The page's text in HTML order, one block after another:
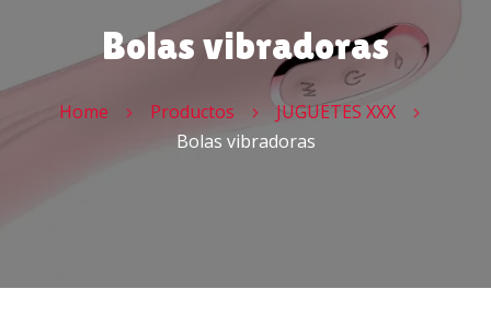
Bolas vibradoras
Home Productos
JUGUETES XXX
Bolas vibradoras